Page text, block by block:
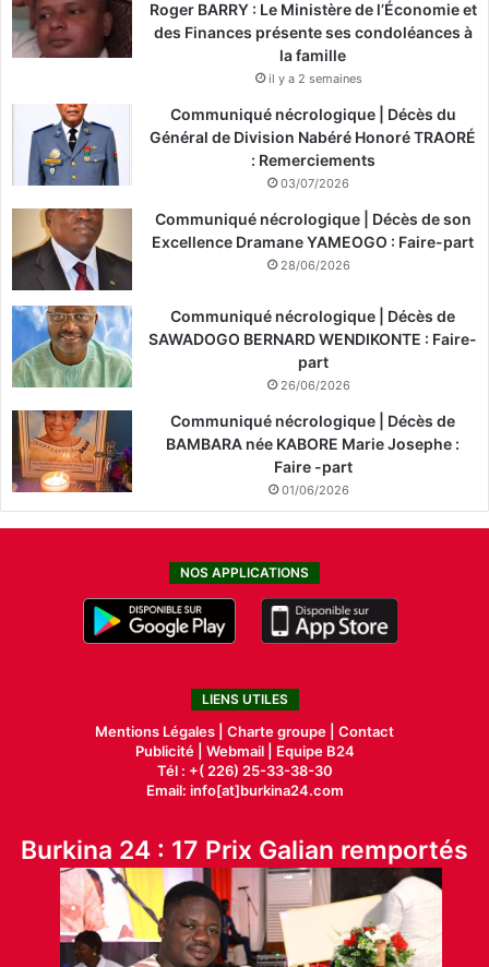
Roger BARRY : Le Ministère de l’Économie et
des Finances présente ses condoléances à
la famille
il y a 2 semaines
Communiqué nécrologique | Décès du
Général de Division Nabéré Honoré TRAORÉ
: Remerciements
03/07/2026
Communiqué nécrologique | Décès de son
Excellence Dramane YAMEOGO : Faire-part
28/06/2026
Communiqué nécrologique | Décès de
SAWADOGO BERNARD WENDIKONTE : Faire-
part
26/06/2026
Communiqué nécrologique | Décès de
BAMBARA née KABORE Marie Josephe :
Faire -part
01/06/2026
NOS APPLICATIONS
LIENS UTILES
Mentions Légales | Charte groupe | Contact
Publicité| Webmail |
Equipe B24
Tél : +( 226) 25-33-38-30
Email: info[at]burkina24.com
Burkina 24 : 17 Prix Galian remportés